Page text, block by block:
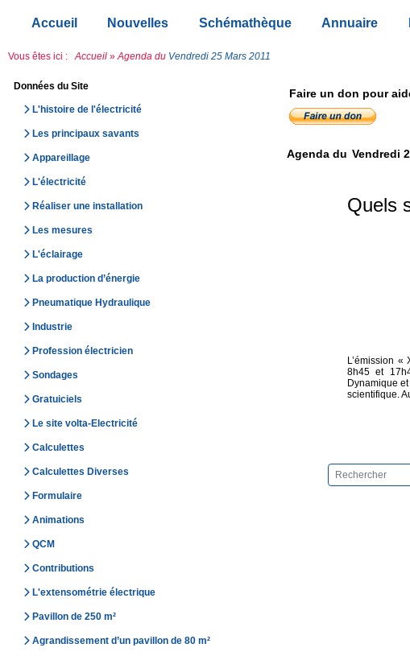
Accueil Nouvelles Schémathèque Annuaire
Vous êtes ici : Accueil »Agenda du Vendredi 25 Mars 2011
Données du Site
L'histoire de l'électricité
Les principaux savants
Appareillage
L'électricité
Réaliser une installation
Les mesures
L'éclairage
La production d’énergie
Pneumatique Hydraulique
Industrie
Profession électricien
Sondages
Gratuiciels
Le site volta-Electricité
Calculettes
Calculettes Diverses
Formulaire
Animations
QCM
Contributions
L'extensométrie électrique
Pavillon de 250 m²
Agrandissement d’un pavillon de 80 m²
Faire un don pour
Agenda du Vendredi
Quels
L’émission
8h45 et
Dynamique
scientifique.